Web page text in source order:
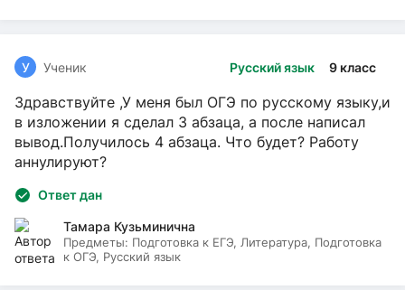
Русский язык 9 класс
У Ученик
Здравствуйте ,У меня был ОГЭ по русскому языку,и
в изложении я сделал 3 абзаца, а после написал
вывод.Получилось 4 абзаца. Что будет? Работу
аннулируют?
Ответ дан
Тамара Кузьминична
Предметы: Подготовка к ЕГЭ, Литература, Подготовка
к ОГЭ, Русский язык